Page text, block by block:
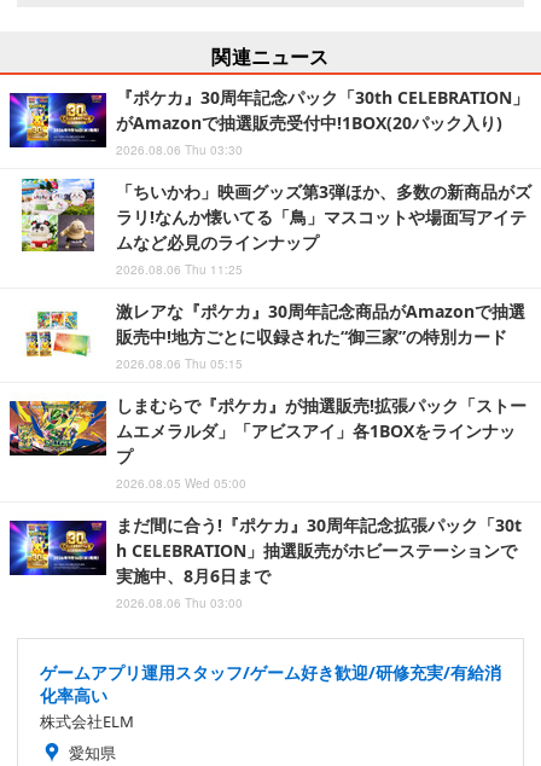
関連ニュース
『ポケカ』30周年記念パック「30th CELEBRATION」
がAmazonで抽選販売受付中!1BOX(20パック入り)
2026.08.06 Thu 03:30
「ちいかわ」映画グッズ第3弾ほか、多数の新商品がズ
ラリ!なんか懐いてる「鳥」マスコットや場面写アイテ
ムなど必見のラインナップ
2026.08.06 Thu 11:25
激レアな『ポケカ』30周年記念商品がAmazonで抽選
販売中!地方ごとに収録された“御三家”の特別カード
2026.08.06 Thu 05:15
しまむらで『ポケカ』が抽選販売!拡張パック「ストー
ムエメラルダ」「アビスアイ」各1BOXをラインナッ
プ
2026.08.05 Wed 05:00
まだ間に合う!『ポケカ』30周年記念拡張パック「30t
h CELEBRATION」抽選販売がホビーステーションで
実施中、8月6日まで
2026.08.06 Thu 03:00
ゲームアプリ運用スタッフ/ゲーム好き歓迎/研修充実/有給消
化率高い
株式会社ELM
愛知県